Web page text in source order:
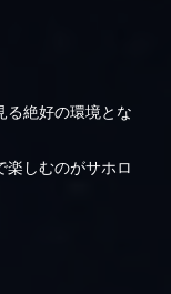
る絶好の環境とな
楽しむのがサホロ